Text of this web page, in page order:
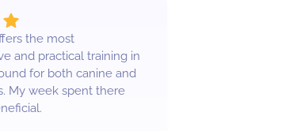
the most
and practical training in
for both canine and
My week spent there